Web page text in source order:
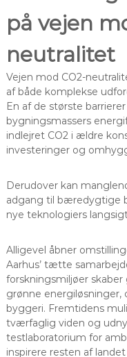
på vejen
neutralitet
Vejen mod CO2-
af både komplekse
En af de største
bygningsmassers
indlejret CO2 i ældre
investeringer og
Derudover kan
adgang til bæredygtige
nye teknologiers
Alligevel åbner
Aarhus’ tætte
forskningsmiljøer
grønne
byggeri. Fremtidens
tværfaglig viden og
testlaboratorium for
inspirere resten af